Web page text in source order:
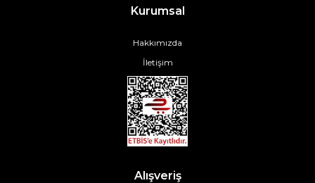
Kurumsal
Hakkımızda
İletişim
Alışveriş